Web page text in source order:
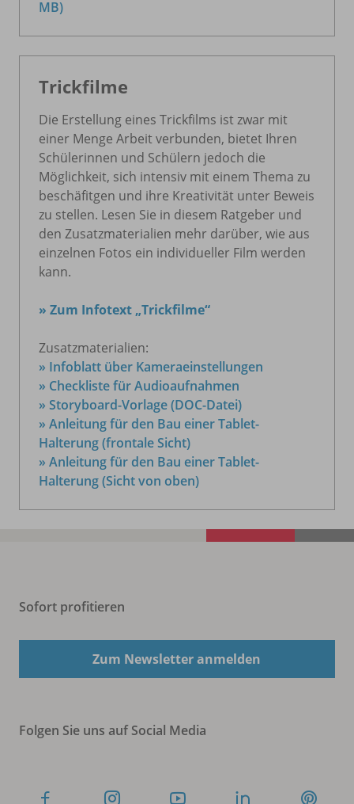
MB)
Trickfilme
Die Erstellung eines Trickfilms ist zwar mit
einer Menge Arbeit verbunden, bietet Ihren
Schülerinnen und Schülern jedoch die
Möglichkeit, sich intensiv mit einem Thema zu
beschäfitgen und ihre Kreativität unter Beweis
zu stellen. Lesen Sie in diesem Ratgeber und
den Zusatzmaterialien mehr darüber, wie aus
einzelnen Fotos ein individueller Film werden
kann.
» Zum Infotext „Trickfilme“
Zusatzmaterialien:
» Infoblatt über Kameraeinstellungen
» Checkliste für Audioaufnahmen
» Storyboard-Vorlage (DOC-Datei)
» Anleitung für den Bau einer Tablet-
Halterung (frontale Sicht)
» Anleitung für den Bau einer Tablet-
Halterung (Sicht von oben)
Sofort profitieren
Zum Newsletter anmelden
Folgen Sie uns auf Social Media